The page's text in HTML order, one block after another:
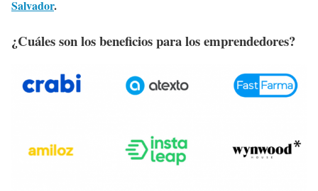
Salvador.
¿Cuáles son los beneficios para los emprendedores?